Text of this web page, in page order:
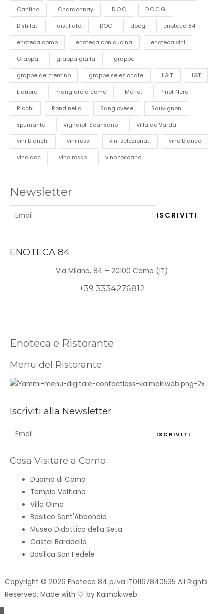
Cantina Chardonnay D.O.C. D.O.C.G.
Distillati distillato DOC docg enoteca 84
enoteca como enoteca con cucina enoteca vini
Grappa grappa gialla grappe
grappe del trentino grappe selezionate I.G.T. IGT
Liquore mangiare a como Merlot Pinot Nero
Ricchi Rondinella Sangiovese Sauvignon
spumante Vignaioli Scansano Villa de Varda
vini bianchi vini rossi vini selezionati vino bianco
vino doc vino rosso vino toscano
Newsletter
ENOTECA 84
Via Milano, 84 – 20100 Como (IT)
+39 3334276812
Enoteca e Ristorante
Menu del Ristorante
Iscriviti alla Newsletter
Cosa Visitare a Como
Duomo di Como
Tempio Voltiano
Villa Olmo
Basilico Sant'Abbondio
Museo Didattico della Seta
Castel Baradello
Basilica San Fedele
Copyright © 2026 Enoteca 84 p.Iva IT01167840535 All Rights
Reserved. Made with 🤍 by Kaimakiweb